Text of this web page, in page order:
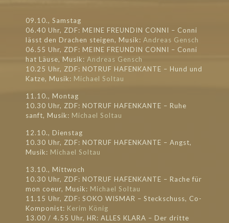
09.10., Samstag
06.40 Uhr, ZDF: MEINE FREUNDIN CONNI – Conni
lässt den Drachen steigen, Musik: Andreas Gensch
06.55 Uhr, ZDF: MEINE FREUNDIN CONNI – Conni
hat Läuse, Musik: Andreas Gensch
10.25 Uhr, ZDF: NOTRUF HAFENKANTE – Hund und
Katze, Musik: Michael Soltau
11.10., Montag
10.30 Uhr, ZDF: NOTRUF HAFENKANTE – Ruhe
sanft, Musik: Michael Soltau
12.10., Dienstag
10.30 Uhr, ZDF: NOTRUF HAFENKANTE – Angst,
Musik: Michael Soltau
13.10., Mittwoch
10.30 Uhr, ZDF: NOTRUF HAFENKANTE – Rache für
mon coeur, Musik: Michael Soltau
11.15 Uhr, ZDF: SOKO WISMAR – Steckschuss, Co-
Komponist: Kerim König
13.00 / 4.55 Uhr, HR: ALLES KLARA – Der dritte